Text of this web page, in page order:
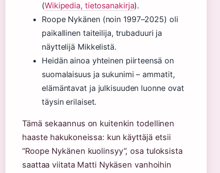
(Wikipedia, tietosanakirja).
Roope Nykänen (noin 1997–2025) oli
paikallinen taiteilija, trubaduuri ja
näyttelijä Mikkelistä.
Heidän ainoa yhteinen piirteensä on
suomalaisuus ja sukunimi – ammatit,
elämäntavat ja julkisuuden luonne ovat
täysin erilaiset.
Tämä sekaannus on kuitenkin todellinen
haaste hakukoneissa: kun käyttäjä etsii
“Roope Nykänen kuolinsyy”, osa tuloksista
saattaa viitata Matti Nykäsen vanhoihin